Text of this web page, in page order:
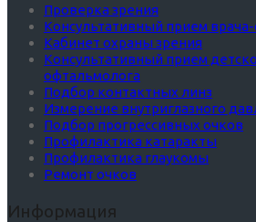
Проверка зрения
Консультативный прием
Кабинет охраны зрения
Консультативный прием
офтальмолога
Подбор контактных линз
Измерение внутриглазного
Подбор прогрессивных очков
Профилактика катаракты
Профилактика глаукомы
Ремонт очков
Информация